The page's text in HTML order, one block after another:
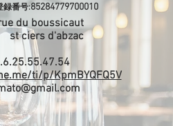
録番号:85284779700010
du boussicaut
st ciers d'abzac
ti/p/KpmBYQFQ5V